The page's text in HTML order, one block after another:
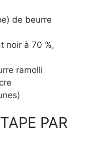
de beurre
noir à 70 %,
ramolli
PAR